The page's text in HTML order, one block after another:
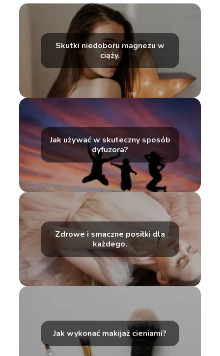
Skutki niedoboru magnezu w
ciąży.
Jak używać w skuteczny sposób
dyfuzora?
Zdrowe i smaczne posiłki dla
każdego.
Jak wykonać makijaż cieniami?